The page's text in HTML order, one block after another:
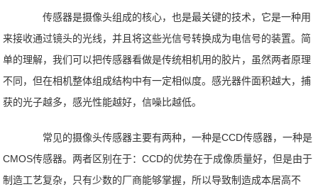
传感器是摄像头组成的核心，也是最关键的技术，它是一种用
来接收通过镜头的光线，并且将这些光信号转换成为电信号的装置。简
单的理解，我们可以把传感器看做是传统相机用的胶片，虽然两者原理
不同，但在相机整体组成结构中有一定相似度。感光器件面积越大，捕
获的光子越多，感光性能越好，信噪比越低。
常见的摄像头传感器主要有两种，一种是CCD传感器，一种是
CMOS传感器。两者区别在于：CCD的优势在于成像质量好，但是由于
制造工艺复杂，只有少数的厂商能够掌握，所以导致制造成本居高不